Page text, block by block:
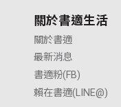
關於書適生活
關於書適
最新消息
書適粉(FB)
賴在書適(LINE@)